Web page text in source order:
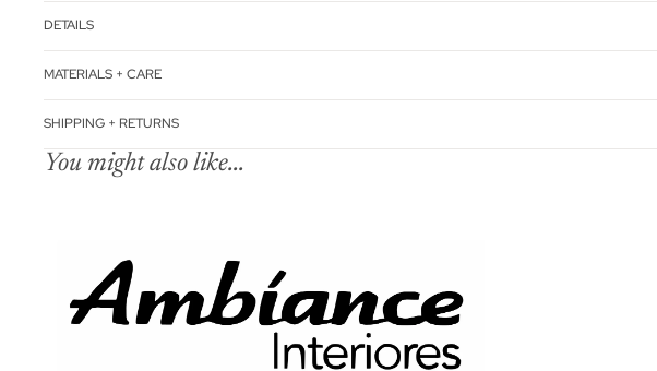
DETAILS
MATERIALS + CARE
SHIPPING + RETURNS
You might also like...
Política de reembolso
Política de privacidad
Términos del servicio